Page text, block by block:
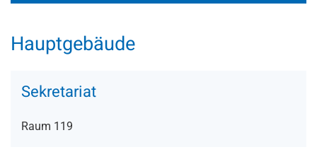
Hauptgebäude
Sekretariat
Raum 119